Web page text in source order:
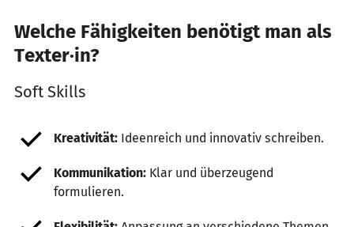
Welche Fähigkeiten benötigt man als
Texter·in?
Soft Skills
Kreativität: Ideenreich und innovativ schreiben.
Kommunikation: Klar und überzeugend
formulieren.